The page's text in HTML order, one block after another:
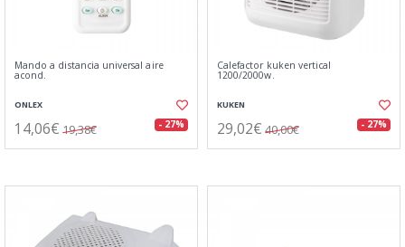
Mando a distancia universal aire
acond.
ONLEX
14,06€ 19,38€ - 27%
Calefactor kuken vertical
1200/2000w.
KUKEN
29,02€ 40,00€ - 27%